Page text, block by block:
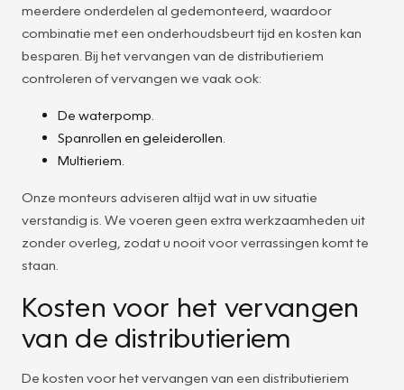
meerdere onderdelen al gedemonteerd, waardoor
combinatie met een onderhoudsbeurt tijd en kosten kan
besparen. Bij het vervangen van de distributieriem
controleren of vervangen we vaak ook:
De waterpomp.
Spanrollen en geleiderollen.
Multieriem.
Onze monteurs adviseren altijd wat in uw situatie
verstandig is. We voeren geen extra werkzaamheden uit
zonder overleg, zodat u nooit voor verrassingen komt te
staan.
Kosten voor het vervangen
van de distributieriem
De kosten voor het vervangen van een distributieriem